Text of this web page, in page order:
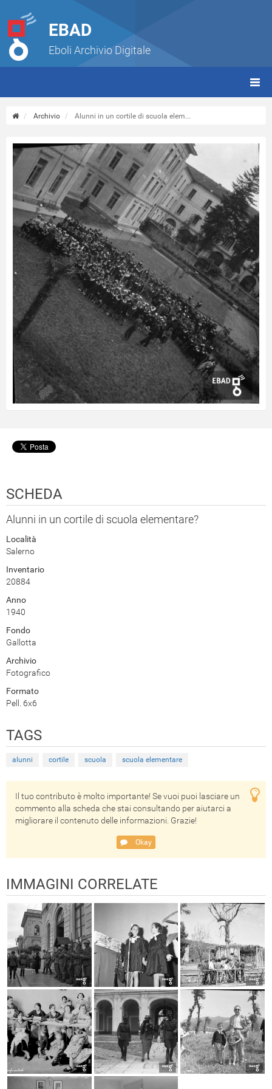
EBAD
Eboli Archivio Digitale
Archivio Alunni in un cortile di scuola elem...
SCHEDA
Alunni in un cortile di scuola elementare?
Località
Salerno
Inventario
20884
Anno
1940
Fondo
Gallotta
Archivio
Fotografico
Formato
Pell. 6x6
TAGS
alunni cortile scuola scuola elementare
Il tuo contributo è molto importante! Se vuoi puoi lasciare un
commento alla scheda che stai consultando per aiutarci a
migliorare il contenuto delle informazioni. Grazie!
Okay
IMMAGINI CORRELATE